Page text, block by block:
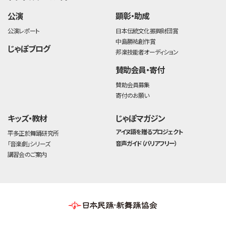
公演
公演レポート
じゃぽブログ
顕彰・助成
日本伝統文化振興財団賞
中島勝祐創作賞
邦楽技能者オーディション
賛助会員・寄付
賛助会員募集
寄付のお願い
キッズ・教材
平多正於舞踊研究所
「音楽劇」シリーズ
講習会のご案内
じゃぽマガジン
アイヌ語を贈るプロジェクト
音声ガイド（バリアフリー）